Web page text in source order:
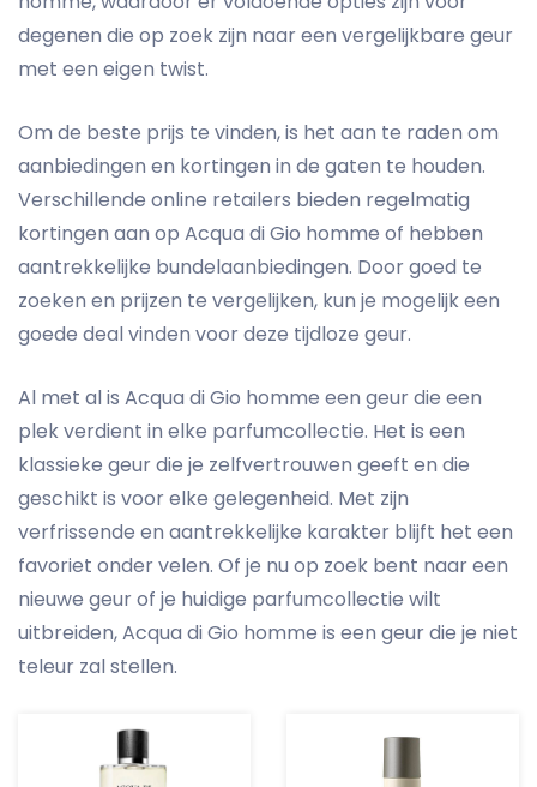
degenen die op zoek zijn naar een vergelijkbare geur
met een eigen twist.
Om de beste prijs te vinden, is het aan te raden om
aanbiedingen en kortingen in de gaten te houden.
Verschillende online retailers bieden regelmatig
kortingen aan op Acqua di Gio homme of hebben
aantrekkelijke bundelaanbiedingen. Door goed te
zoeken en prijzen te vergelijken, kun je mogelijk een
goede deal vinden voor deze tijdloze geur.
Al met al is Acqua di Gio homme een geur die een
plek verdient in elke parfumcollectie. Het is een
klassieke geur die je zelfvertrouwen geeft en die
geschikt is voor elke gelegenheid. Met zijn
verfrissende en aantrekkelijke karakter blijft het een
favoriet onder velen. Of je nu op zoek bent naar een
nieuwe geur of je huidige parfumcollectie wilt
uitbreiden, Acqua di Gio homme is een geur die je niet
teleur zal stellen.